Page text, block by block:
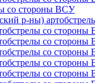
со стороны ВСУ
р-ны)
со
со
со
со
со